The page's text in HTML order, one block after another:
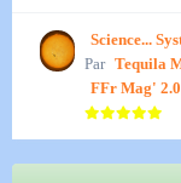
Science...
Par Tequila
FFr Mag' 2.0